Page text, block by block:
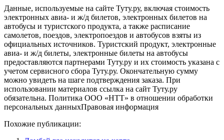
Данные, используемые на сайте Туту.ру, включая стоимость
электронных авиа- и ж/д билетов, электронных билетов на
автобусы и туристского продукта, а также расписание
самолетов, поездов, электропоездов и автобусов взяты из
официальных источников. Туристский продукт, электронные
авиа- и ж/д билеты, электронные билеты на автобусы
предоставляются партнерами Туту.ру и их стоимость указана с
учетом сервисного сбора Туту.ру. Окончательную сумму
можно увидеть на шаге подтверждения заказа. При
использовании материалов ссылка на сайт Туту.ру
обязательна. Политика ООО «НТТ» в отношении обработки
персональных данныхПравовая информация
Похожие публикации: